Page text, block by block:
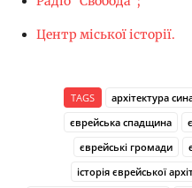
Центр міської історії.
TAGS архітектура
єврейська спадщина
єврейські громади
історія єврейської